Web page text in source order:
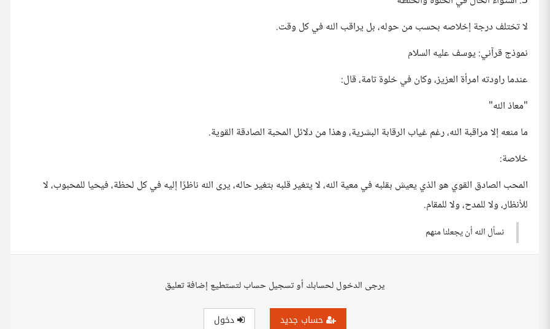
لا تختلف درجة إخلاصه بحسب من حوله، بل يراقب الله في كل وقت.
نموذج قرآني: يوسف عليه السلام
عندما راودته امرأة العزيز، وكان في خلوة تامة، قال:
"معاذ الله"
ما منعه إلا مراقبة الله، رغم غياب الرقابة البشرية، وهذا من دلائل المحبة الصادقة القوية.
خلاصة:
المحب الصادق القوي هو الذي يعيش بقلبه في معية الله، لا يتغير قلبه بتغير حاله، يرى الله ناظرًا إليه في كل لحظة، فيحيا للمحبوب، لا
للأنظار، ولا للمدح، ولا للمقام.
نسأل الله أن يجعلنا منهم
يرجى الدخول لحسابك أو تسجيل حساب لتستطيع إضافة تعليق
حساب جديد دخول